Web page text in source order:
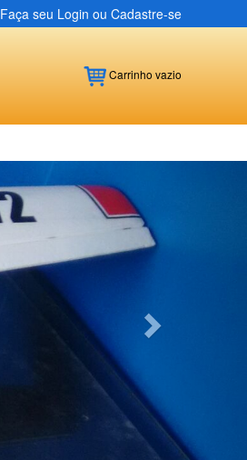
Faça seu Login ou Cadastre-se
Carrinho vazio